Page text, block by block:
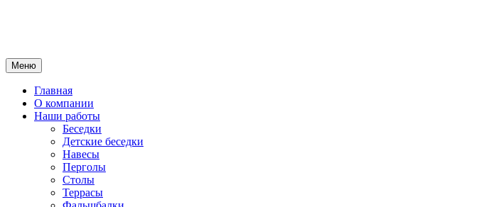
Меню
Главная
О компании
Наши работы
Беседки
Детские беседки
Навесы
Перголы
Столы
Террасы